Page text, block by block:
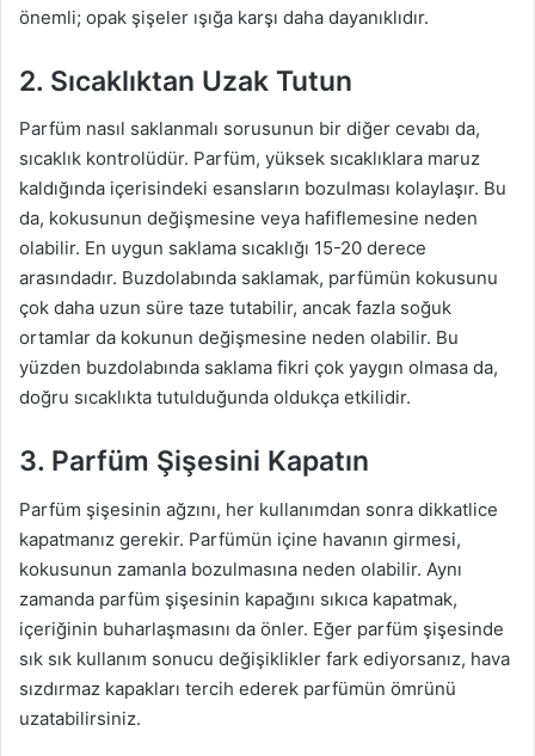
önemli; opak şişeler ışığa karşı daha dayanıklıdır.
2. Sıcaklıktan Uzak Tutun
Parfüm nasıl saklanmalı sorusunun bir diğer cevabı da,
sıcaklık kontrolüdür. Parfüm, yüksek sıcaklıklara maruz
kaldığında içerisindeki esansların bozulması kolaylaşır. Bu
da, kokusunun değişmesine veya hafiflemesine neden
olabilir. En uygun saklama sıcaklığı 15-20 derece
arasındadır. Buzdolabında saklamak, parfümün kokusunu
çok daha uzun süre taze tutabilir, ancak fazla soğuk
ortamlar da kokunun değişmesine neden olabilir. Bu
yüzden buzdolabında saklama fikri çok yaygın olmasa da,
doğru sıcaklıkta tutulduğunda oldukça etkilidir.
3. Parfüm Şişesini Kapatın
Parfüm şişesinin ağzını, her kullanımdan sonra dikkatlice
kapatmanız gerekir. Parfümün içine havanın girmesi,
kokusunun zamanla bozulmasına neden olabilir. Aynı
zamanda parfüm şişesinin kapağını sıkıca kapatmak,
içeriğinin buharlaşmasını da önler. Eğer parfüm şişesinde
sık sık kullanım sonucu değişiklikler fark ediyorsanız, hava
sızdırmaz kapakları tercih ederek parfümün ömrünü
uzatabilirsiniz.